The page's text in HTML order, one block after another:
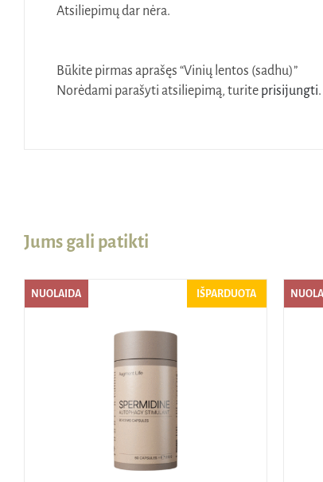
Atsiliepimų dar nėra.
Būkite pirmas aprašęs “Vinių lentos (sadhu)”
Norėdami parašyti atsiliepimą, turite prisijungti.
Jums gali patikti
NUOLAIDA IŠPARDUOTA